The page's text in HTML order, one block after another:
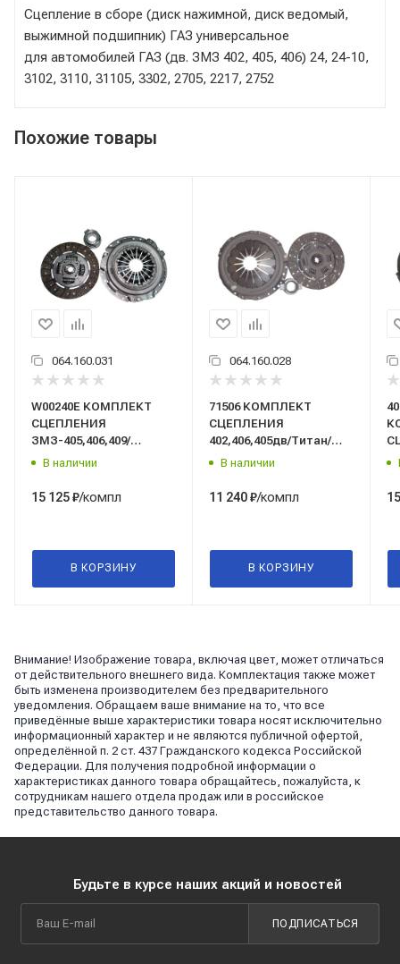
Сцепление в сборе (диск нажимной, диск ведомый,
выжимной подшипник) ГАЗ универсальное
для автомобилей ГАЗ (дв. ЗМЗ 402, 405, 406) 24, 24-10,
3102, 3110, 31105, 3302, 2705, 2217, 2752
Похожие товары
064.160.031
W00240E КОМПЛЕКТ
СЦЕПЛЕНИЯ
ЗМЗ-405,406,409/
КРАФТ/Krafttech/
В наличии
15 125₽/компл
В КОРЗИНУ
064.160.028
71506 КОМПЛЕКТ
СЦЕПЛЕНИЯ
402,406,405дв/Титан/
СТК-RD/
В наличии
11 240₽/компл
В КОРЗИНУ
Внимание! Изображение товара, включая цвет, может отличаться
от действительного внешнего вида. Комплектация также может
быть изменена производителем без предварительного
уведомления. Обращаем ваше внимание на то, что все
приведённые выше характеристики товара носят исключительно
информационный характер и не являются публичной офертой,
определённой п. 2 ст. 437 Гражданского кодекса Российской
Федерации. Для получения подробной информации о
характеристиках данного товара обращайтесь, пожалуйста, к
сотрудникам нашего отдела продаж или в российское
представительство данного товара.
Будьте в курсе наших акций и новостей
ПОДПИСАТЬСЯ